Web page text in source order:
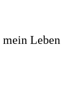
mein Leben